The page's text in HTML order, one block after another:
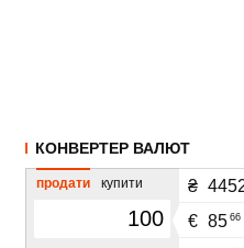
КОНВЕРТЕР ВАЛЮТ
продати купити ₴
€ 85 66